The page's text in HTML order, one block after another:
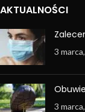
AKTUALNOŚCI
3
3